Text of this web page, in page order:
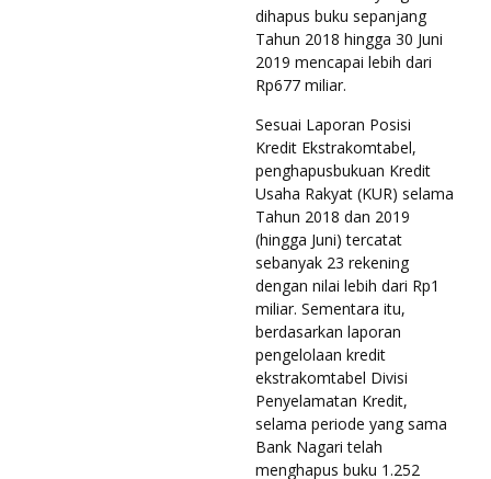
dihapus buku sepanjang
Tahun 2018 hingga 30 Juni
2019 mencapai lebih dari
Rp677 miliar.
Sesuai Laporan Posisi
Kredit Ekstrakomtabel,
penghapusbukuan Kredit
Usaha Rakyat (KUR) selama
Tahun 2018 dan 2019
(hingga Juni) tercatat
sebanyak 23 rekening
dengan nilai lebih dari Rp1
miliar. Sementara itu,
berdasarkan laporan
pengelolaan kredit
ekstrakomtabel Divisi
Penyelamatan Kredit,
selama periode yang sama
Bank Nagari telah
menghapus buku 1.252